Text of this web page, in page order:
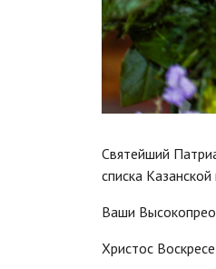
Святейший
списка
Ваши
Христос